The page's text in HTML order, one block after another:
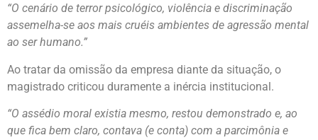
“O cenário de terror psicológico, violência e discriminação
assemelha-se aos mais cruéis ambientes de agressão mental
ao ser humano.”
Ao tratar da omissão da empresa diante da situação, o
magistrado criticou duramente a inércia institucional.
“O assédio moral existia mesmo, restou demonstrado e, ao
que fica bem claro, contava (e conta) com a parcimônia e